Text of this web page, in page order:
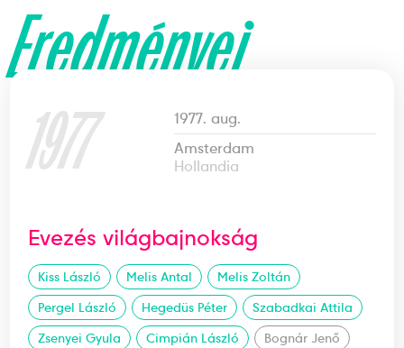
Eredményei
1977
1977. aug.
Amsterdam
Hollandia
Evezés világbajnokság
Kiss László Melis Antal
Melis Zoltán
Pergel László
Hegedüs Péter
Szabadkai Attila
Zsenyei Gyula
Cimpián László Bognár Jenő